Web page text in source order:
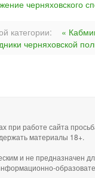
черняховского
категории:
«
черняховской
при работе сайта
материалы 18+.
и не предназначен